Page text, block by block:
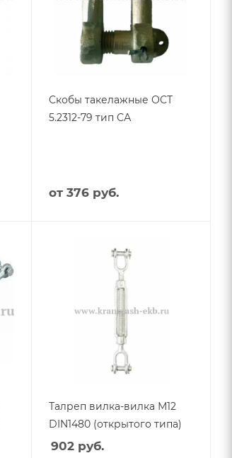
Скобы такелажные ОСТ
5.2312-79 тип СА
от 376 руб.
Талреп вилка-вилка М12
DIN1480 (открытого типа)
902 руб.